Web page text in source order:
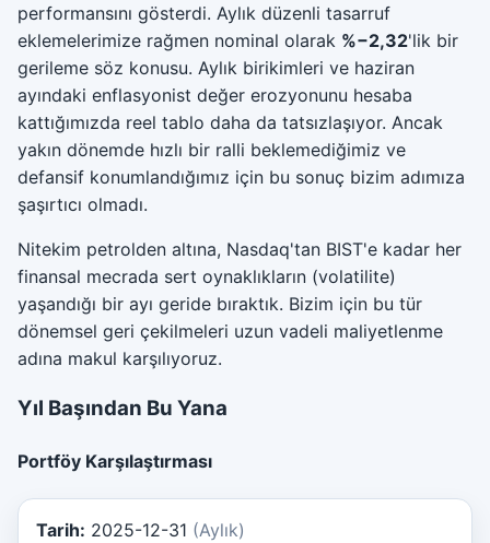
performansını gösterdi. Aylık düzenli tasarruf
eklemelerimize rağmen nominal olarak %−2,32'lik bir
gerileme söz konusu. Aylık birikimleri ve haziran
ayındaki enflasyonist değer erozyonunu hesaba
kattığımızda reel tablo daha da tatsızlaşıyor. Ancak
yakın dönemde hızlı bir ralli beklemediğimiz ve
defansif konumlandığımız için bu sonuç bizim adımıza
şaşırtıcı olmadı.
Nitekim petrolden altına, Nasdaq'tan BIST'e kadar her
finansal mecrada sert oynaklıkların (volatilite)
yaşandığı bir ayı geride bıraktık. Bizim için bu tür
dönemsel geri çekilmeleri uzun vadeli maliyetlenme
adına makul karşılıyoruz.
Yıl Başından Bu Yana
Portföy Karşılaştırması
Tarih: 2025-12-31 (Aylık)